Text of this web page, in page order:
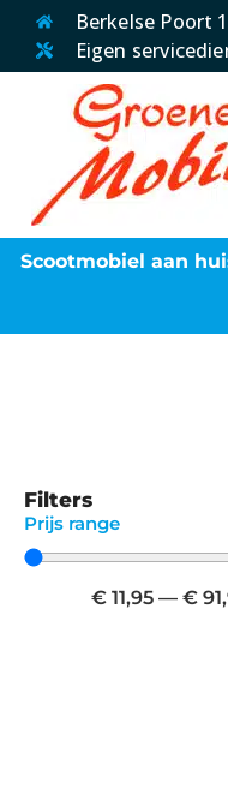
Berkelse Poort
Eigen
Scootmobiel aan
Filters
Prijs range
€ 11,95 —€